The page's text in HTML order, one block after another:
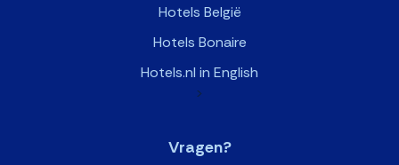
Hotels België
Hotels Bonaire
Hotels.nl in English
>
Vragen?